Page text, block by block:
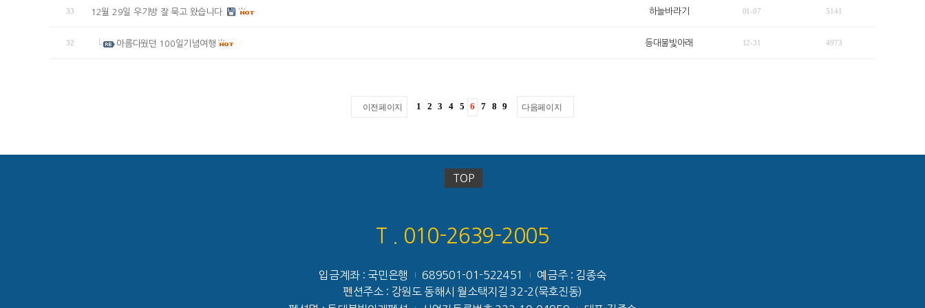
33 12월 29일 우기방 잘 묵고 왔습니다. 하늘바라기 01-07 5141
32 아름다웠던 100일기념여행 등대불빛아래 12-31 4973
이전페이지 1 2 3 4 5 6 7 8 9 다음페이지
TOP
T . 010-2639-2005
입금계좌 : 국민은행 689501-01-522451
예금주 : 김종숙
펜션주소 : 강원도 동해시 월소택지길 32-2(묵호진동)